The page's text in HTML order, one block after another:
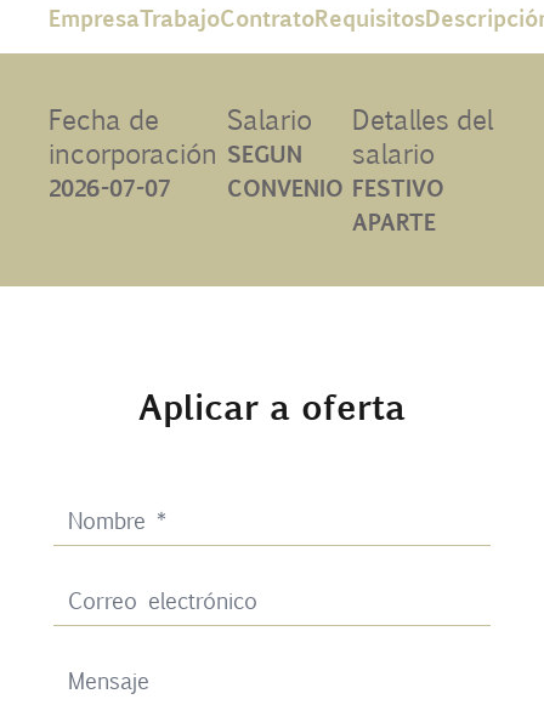
Contacto
EmpresaTrabajoContratoRequisitos
Fecha de
incorporación
2026-07-07
Salario
SEGUN
CONVENIO
Detalles del
salario
FESTIVO
APARTE
Aplicar a oferta